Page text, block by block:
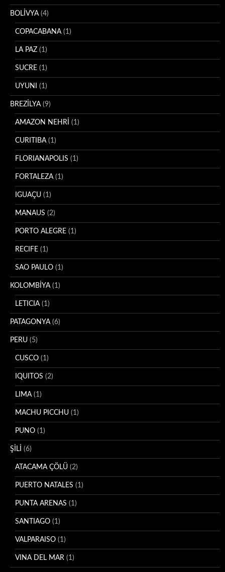
BOLİVYA(4)
COPACABANA(1)
LA PAZ (1)
SUCRE (1)
UYUNI (1)
BREZİLYA(9)
AMAZON NEHRİ (1)
CURITIBA(1)
FLORIANAPOLIS (1)
FORTALEZA(1)
IGUAÇU (1)
MANAUS (2)
PORTO ALEGRE (1)
RECIFE (1)
SAO PAULO (1)
KOLOMBİYA(1)
LETICIA(1)
PATAGONYA(6)
PERU (5)
CUSCO (1)
IQUITOS (2)
LIMA(1)
MACHU PICCHU (1)
PUNO (1)
ŞİLİ (6)
ATACAMA ÇÖLÜ (2)
PUERTO NATALES (1)
PUNTA ARENAS (1)
SANTIAGO (1)
VALPARAISO (1)
VINA DEL MAR (1)